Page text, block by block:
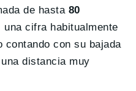
de hasta 80
una cifra habitualmente
contando con su bajada
distancia muy